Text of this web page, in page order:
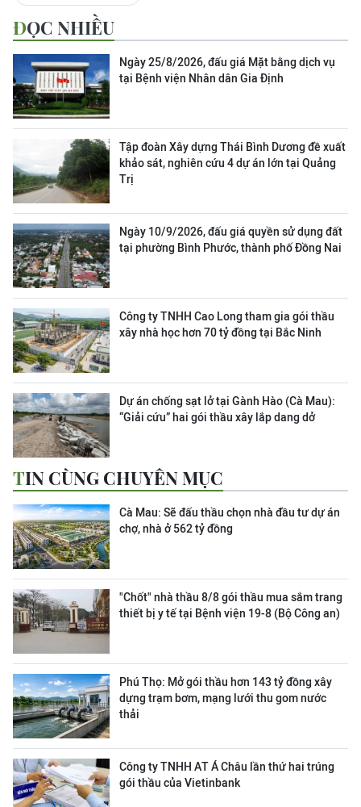
ĐỌC NHIỀU
Ngày 25/8/2026, đấu giá Mặt bằng dịch vụ
tại Bệnh viện Nhân dân Gia Định
Tập đoàn Xây dựng Thái Bình Dương đề xuất
khảo sát, nghiên cứu 4 dự án lớn tại Quảng
Trị
Ngày 10/9/2026, đấu giá quyền sử dụng đất
tại phường Bình Phước, thành phố Đồng Nai
Công ty TNHH Cao Long tham gia gói thầu
xây nhà học hơn 70 tỷ đồng tại Bắc Ninh
Dự án chống sạt lở tại Gành Hào (Cà Mau):
“Giải cứu” hai gói thầu xây lắp dang dở
TIN CÙNG CHUYÊN MỤC
Cà Mau: Sẽ đấu thầu chọn nhà đầu tư dự án
chợ, nhà ở 562 tỷ đồng
"Chốt" nhà thầu 8/8 gói thầu mua sắm trang
thiết bị y tế tại Bệnh viện 19-8 (Bộ Công an)
Phú Thọ: Mở gói thầu hơn 143 tỷ đồng xây
dựng trạm bơm, mạng lưới thu gom nước
thải
Công ty ΤΝΗΗ ΑΤ Á Châu lần thứ hai trúng
gói thầu của Vietinbank